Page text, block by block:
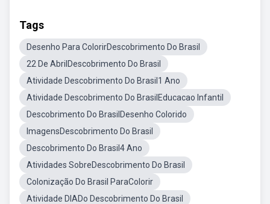
Tags
Desenho Para ColorirDescobrimento Do Brasil
22 De AbrilDescobrimento Do Brasil
Atividade Descobrimento Do Brasil1 Ano
Atividade Descobrimento Do BrasilEducacao Infantil
Descobrimento Do BrasilDesenho Colorido
ImagensDescobrimento Do Brasil
Descobrimento Do Brasil4 Ano
Atividades SobreDescobrimento Do Brasil
Colonização Do Brasil ParaColorir
Atividade DIADo Descobrimento Do Brasil